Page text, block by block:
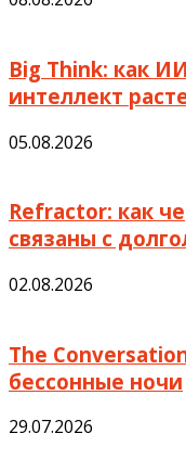
Big Think: как
интеллект
05.08.2026
Refractor: как
связаны с
02.08.2026
The
бессонные ночи
29.07.2026